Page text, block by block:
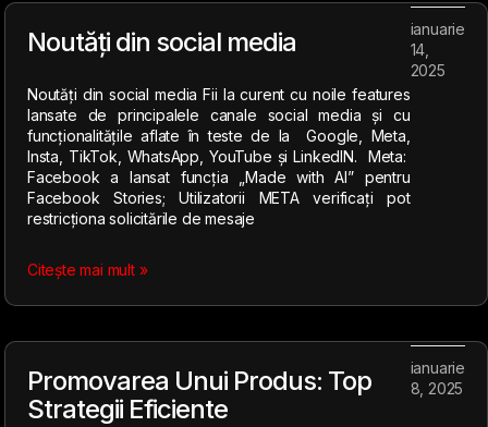
Noutăți din social media
Noutăți din social media Fii la curent cu noile features
lansate de principalele canale social media și cu
funcționalitățile aflate în teste de la Google, Meta,
Insta, TikTok, WhatsApp, YouTube și LinkedIN. Meta:
Facebook a lansat funcția „Made with AI” pentru
Facebook Stories; Utilizatorii META verificați pot
restricționa solicitările de mesaje
Citește mai mult »
ianuarie
14,
2025
Promovarea Unui Produs: Top
Strategii Eficiente
ianuarie
8, 2025